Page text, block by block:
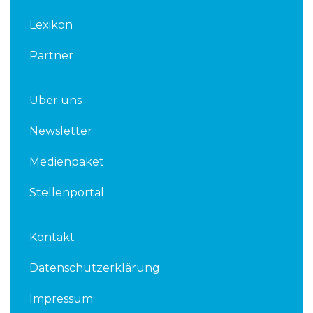
Lexikon
Partner
Über uns
Newsletter
Medienpaket
Stellenportal
Kontakt
Datenschutzerklärung
Impressum